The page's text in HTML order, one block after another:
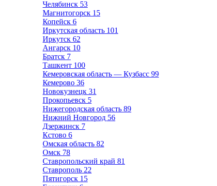
Челябинск 53
Магнитогорск 15
Копейск 6
Иркутская область 101
Иркутск 62
Ангарск 10
Братск 7
Ташкент 100
Кемеровская область — Кузбасс 99
Кемерово 36
Новокузнецк 31
Прокопьевск 5
Нижегородская область 89
Нижний Новгород 56
Дзержинск 7
Кстово 6
Омская область 82
Омск 78
Ставропольский край 81
Ставрополь 22
Пятигорск 15